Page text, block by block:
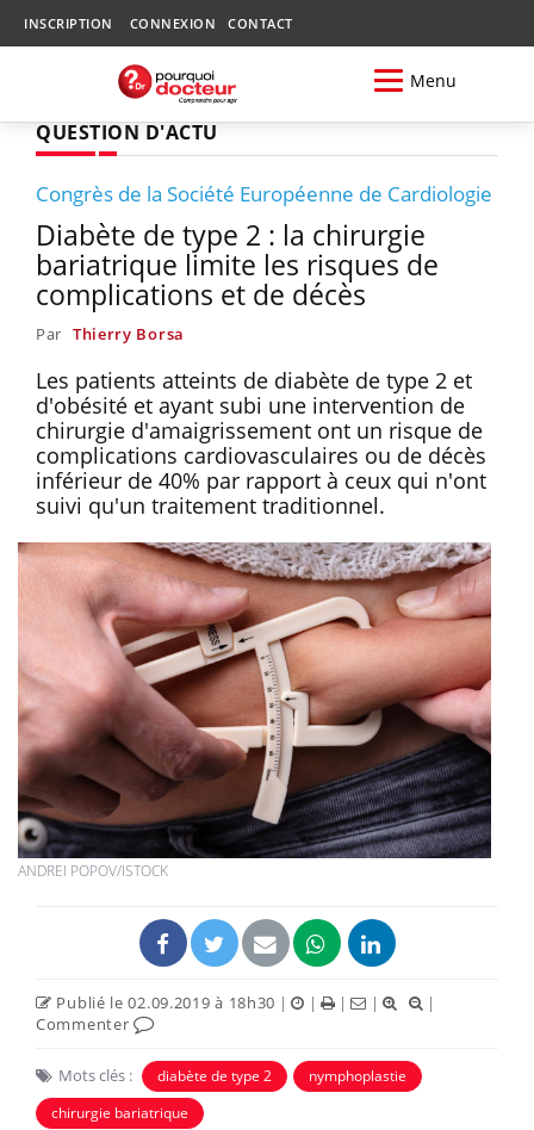
INSCRIPTION CONNEXION CONTACT
Menu
QUESTION D'ACTU
Congrès de la Société Européenne de Cardiologie
Diabète de type 2 : la chirurgie
bariatrique limite les risques de
complications et de décès
Par Thierry Borsa
Les patients atteints de diabète de type 2 et
d'obésité et ayant subi une intervention de
chirurgie d'amaigrissement ont un risque de
complications cardiovasculaires ou de décès
inférieur de 40% par rapport à ceux qui n'ont
suivi qu'un traitement traditionnel.
ANDREI POPOV/ISTOCK
Publié le 02.09.2019 à 18h30 | | | |
|
Commenter
Mots clés : diabète de type 2
nymphoplastie
chirurgie bariatrique